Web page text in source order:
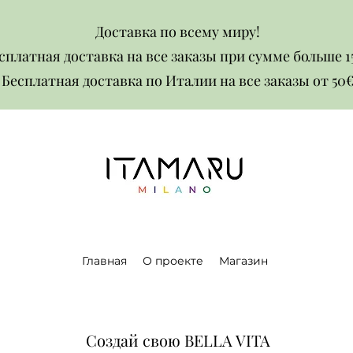
Доставка по всему миру!
доставка на все заказы при сумме больше
Бесплатная доставка по Италии на все заказы от 50€​​​
Главная О проекте Магазин
Создай свою BELLA VITA